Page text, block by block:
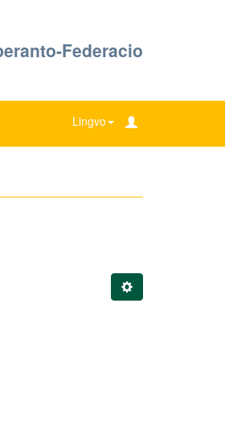
Federacio
Lingvo